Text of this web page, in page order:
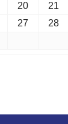
20 21
27 28